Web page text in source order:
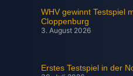
WHV gewinnt Testspiel
Cloppenburg
3. August 2026
Erstes Testspiel in der